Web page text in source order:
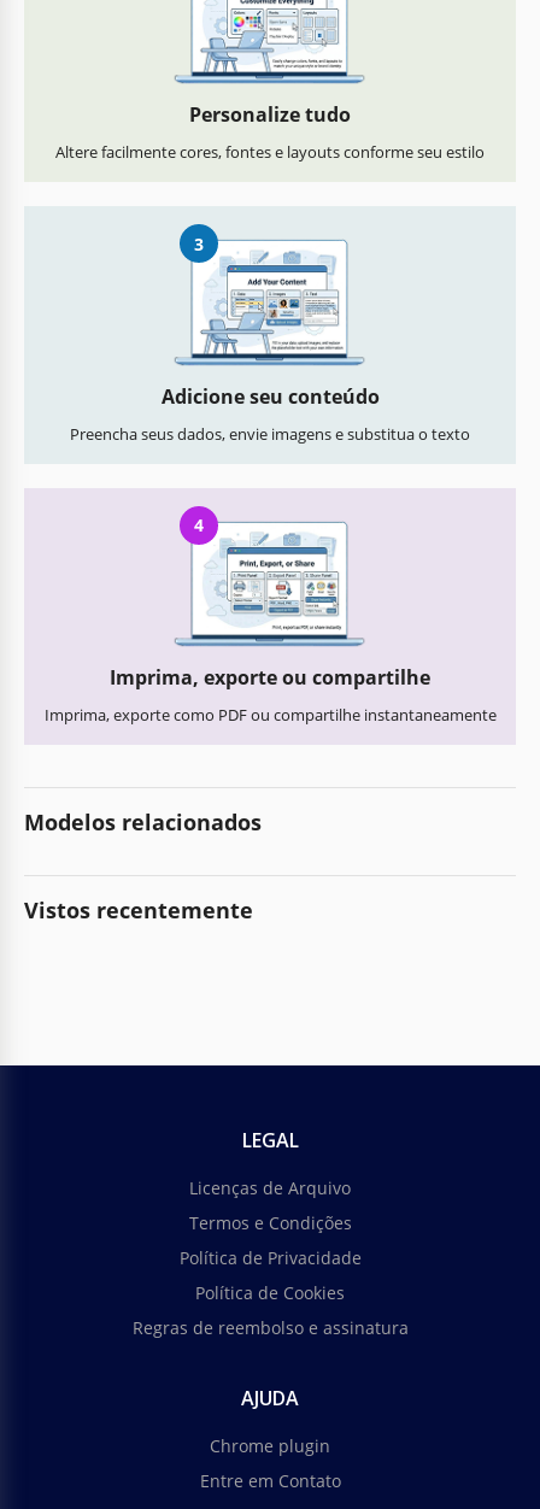
Personalize tudo
Altere facilmente cores, fontes e layouts conforme seu estilo
3
Adicione seu conteúdo
Preencha seus dados, envie imagens e substitua o texto
4
Imprima, exporte ou compartilhe
Imprima, exporte como PDF ou compartilhe instantaneamente
Modelos relacionados
Vistos recentemente
LEGAL
Licenças de Arquivo
Termos e Condições
Política de Privacidade
Política de Cookies
Regras de reembolso e assinatura
AJUDA
Chrome plugin
Entre em Contato